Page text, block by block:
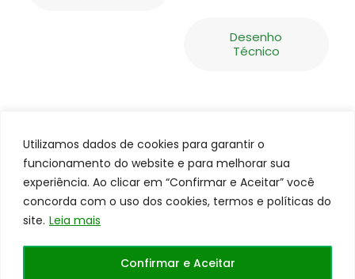
Utilizamos dados de cookies para garantir o
funcionamento do website e para melhorar sua
experiência. Ao clicar em “Confirmar e Aceitar” você
concorda com o uso dos cookies, termos e políticas do
site. Leia mais
Confirmar e Aceitar
Desenho
Técnico
Todos os direitos reservados aCenterrol©